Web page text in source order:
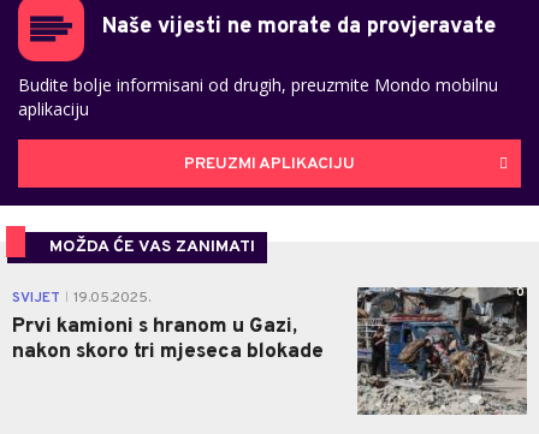
Naše vijesti ne morate da provjeravate
Budite bolje informisani od drugih, preuzmite Mondo mobilnu
aplikaciju
PREUZMI APLIKACIJU
MOŽDA ĆE VAS ZANIMATI
SVIJET 19.05.2025.
Prvi kamioni s hranom u Gazi,
nakon skoro tri mjeseca blokade
0